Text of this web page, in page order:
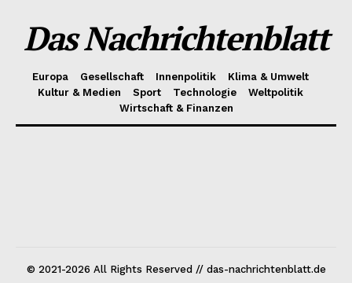
Das Nachrichtenblatt
Europa Gesellschaft Innenpolitik
Klima & Umwelt
Kultur & Medien
Sport Technologie
Weltpolitik
Wirtschaft & Finanzen
© 2021-2026 All Rights Reserved // das-nachrichtenblatt.de